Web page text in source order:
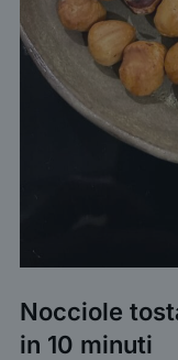
Nocciole
in 10 minuti